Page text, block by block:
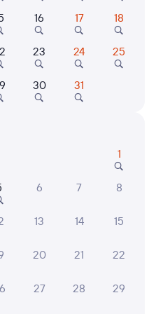
дату
7,7
13:11
в пути
8, 9 августа Маршрут
дату
16 17 18
23 24 25
30 31
1
6 7 8
13 14 15
20 21 22
27 28 29